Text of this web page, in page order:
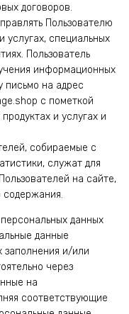
договоров.
Пользователю
услугах, специальных
Пользователь
информационных
письмо на адрес
с пометкой
и услугах и
собираемые с
служат для
на сайте,
содержания.
данных
данные
заполнения и/или
через
на
соответствующие